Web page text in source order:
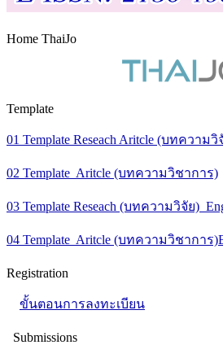
Home ThaiJo
Template
01 Template Reseach Aritcle (บทความวิ
02 Template Aritcle (บทความวิชาการ)
03 Template Reseach (บทความวิจัย)
04 Template Aritcle (บทความวิชาการ
Registration
ขั้นตอนการลงทะเบียน
Submissions